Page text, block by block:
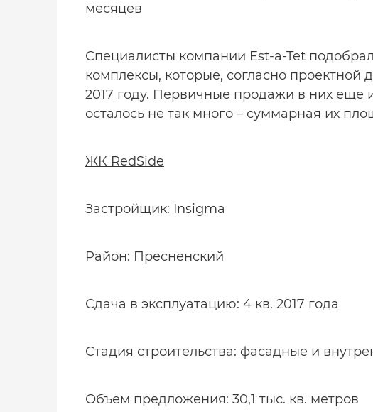
месяцев
Специалисты компании Est-a-Tet
комплексы, которые, согласно проектной
2017 году. Первичные продажи в них еще
осталось не так много – суммарная их
ЖК RedSide
Застройщик: Insigma
Район: Пресненский
Сдача в эксплуатацию: 4 кв. 2017 года
Стадия строительства: фасадные и
Объем предложения: 30,1 тыс. кв. метров